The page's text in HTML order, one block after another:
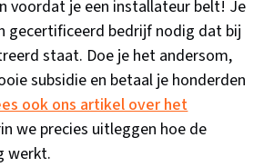
voordat je een installateur belt! Je
gecertificeerd bedrijf nodig dat bij
staat. Doe je het andersom,
subsidie en betaal je honderden
ook ons artikel over het
we precies uitleggen hoe de
werkt.